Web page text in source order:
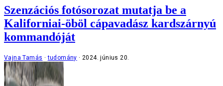
Szenzációs fotósorozat mutatja be a
Kaliforniai-öböl cápavadász kardszárnyú
kommandóját
Vajna Tamás tudomány 2024. június 20.